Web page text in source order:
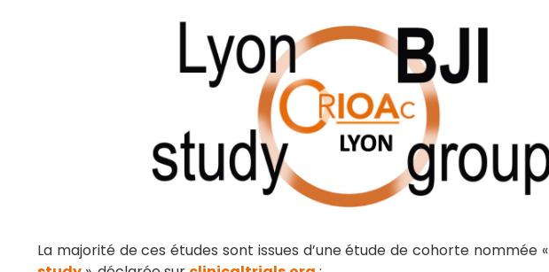
La majorité de ces études sont issues d’une étude de cohorte nommée «